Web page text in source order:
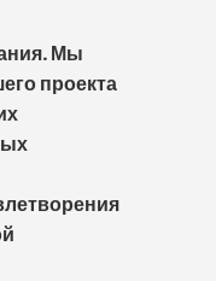
Мы
проекта